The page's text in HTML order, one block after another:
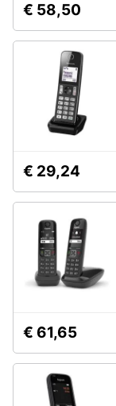
€ 58,50
€ 29,24
€ 61,65